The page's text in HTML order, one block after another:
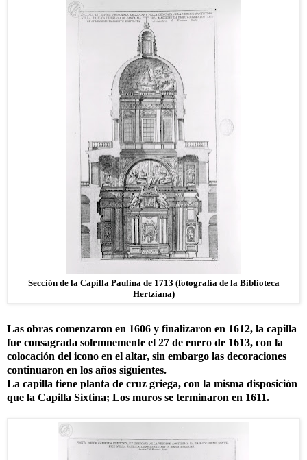
Sección de la Capilla Paulina de 1713 (fotografía de la Biblioteca
Hertziana)
Las obras comenzaron en 1606 y finalizaron en 1612, la capilla
fue consagrada solemnemente el 27 de enero de 1613, con la
colocación del icono en el altar, sin embargo las decoraciones
continuaron en los años siguientes.
La capilla tiene planta de cruz griega, con la misma disposición
que la Capilla Sixtina; Los muros se terminaron en 1611.